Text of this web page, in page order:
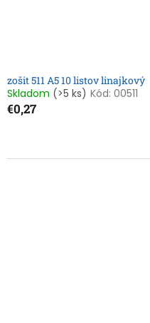
zošit 511 A5 10 listov linajkový
Skladom (>5 ks) Kód: 00511
€0,27